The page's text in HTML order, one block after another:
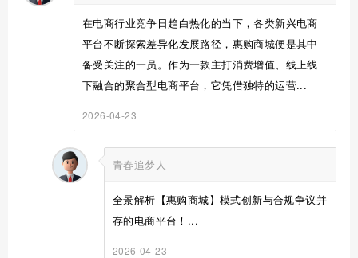
在电商行业竞争日趋白热化的当下，各类新兴电商
平台不断探索差异化发展路径，惠购商城便是其中
备受关注的一员。作为一款主打消费增值、线上线
下融合的聚合型电商平台，它凭借独特的运营...
2026-04-23
青春追梦人
全景解析【惠购商城】模式创新与合规争议并
存的电商平台！...
2026-04-23